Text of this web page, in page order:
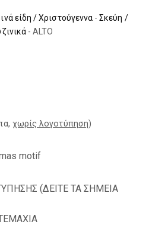
είδη / Χριστούγεννα - Σκεύη /
- ALTO
χωρίς λογοτύπηση)
motif
(ΔΕΙΤΕ ΤΑ ΣΗΜΕΙΑ